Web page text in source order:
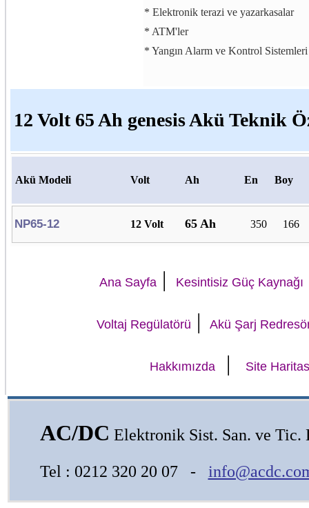
* Elektronik terazi ve yazarkasalar
* ATM'ler
* Yangın Alarm ve Kontrol Sistemleri
12 Volt 65 Ah genesis Akü Teknik
Akü Modeli Volt Ah En Boy
NP65-12 12 Volt 65 Ah 350 166
Ana Sayfa| Kesintisiz Güç Kaynağı
Voltaj Regülatörü | Akü Şarj
Hakkımızda| Site
AC/DC Elektronik Sist. San. ve Tic.
Tel : 0212 320 20 07 -